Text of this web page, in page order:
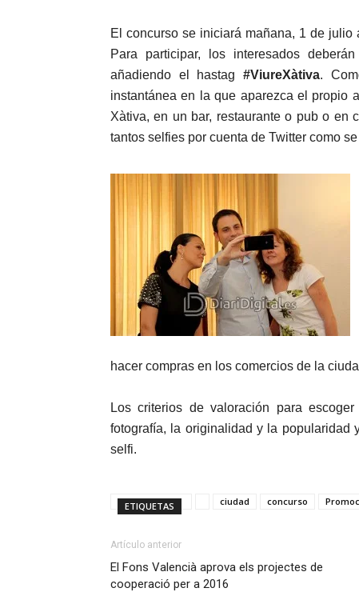
El concurso se iniciará mañana, 1 de
Para participar, los interesados
añadiendo el hastag#ViureXàtiva.
instantánea en la que aparezca el propio
Xàtiva, en un bar, restaurante o pub o en
tantos selfies por cuenta de Twitter como
hacer compras en los comercios de la
Los criterios de valoración para
fotografía, la originalidad y la popularidad
selfi.
ETIQUETAS ciudad concurso
Artículo anterior
El Fons Valencià aprova els projectes de
cooperació per a 2016